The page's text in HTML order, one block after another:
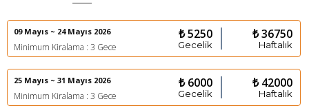
09 Mayıs ~ 24 Mayıs 2026
Minimum Kiralama : 3 Gece
₺ 5250
Gecelik
₺ 36750
Haftalık
25 Mayıs ~ 31 Mayıs 2026
Minimum Kiralama : 3 Gece
₺ 6000
Gecelik
₺ 42000
Haftalık